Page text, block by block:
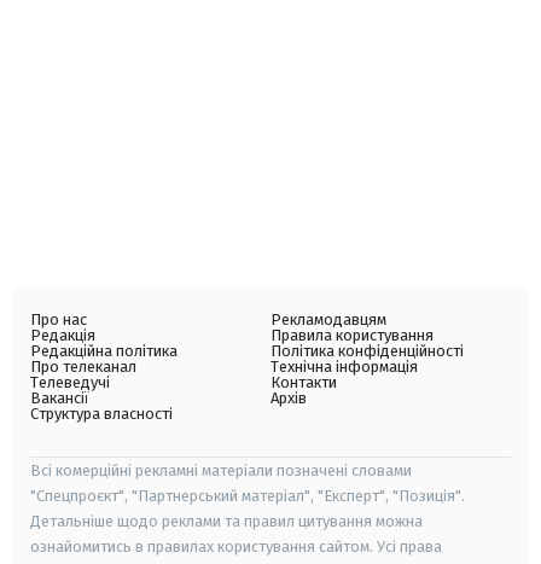
Про нас
Редакція
Редакційна політика
Про телеканал
Телеведучі
Вакансії
Структура власності
Рекламодавцям
Правила користування
Політика конфіденційності
Технічна інформація
Контакти
Архів
Всі комерційні рекламні матеріали позначені словами
"Спецпроєкт", "Партнерський матеріал", "Експерт", "Позиція".
Детальніше щодо реклами та правил цитування можна
ознайомитись в правилах користування сайтом. Усі права